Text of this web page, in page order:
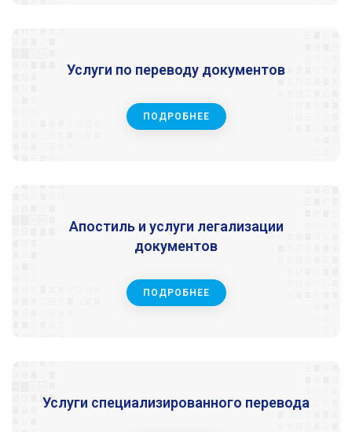
Услуги по переводу документов
ПОДРОБНЕЕ
Апостиль и услуги легализации
документов
ПОДРОБНЕЕ
Услуги специализированного перевода